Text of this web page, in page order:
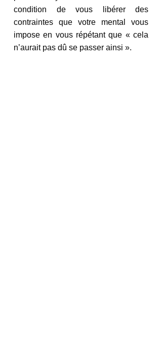
condition de vous libérer des
contraintes que votre mental vous
impose en vous répétant que « cela
n’aurait pas dû se passer ainsi ».